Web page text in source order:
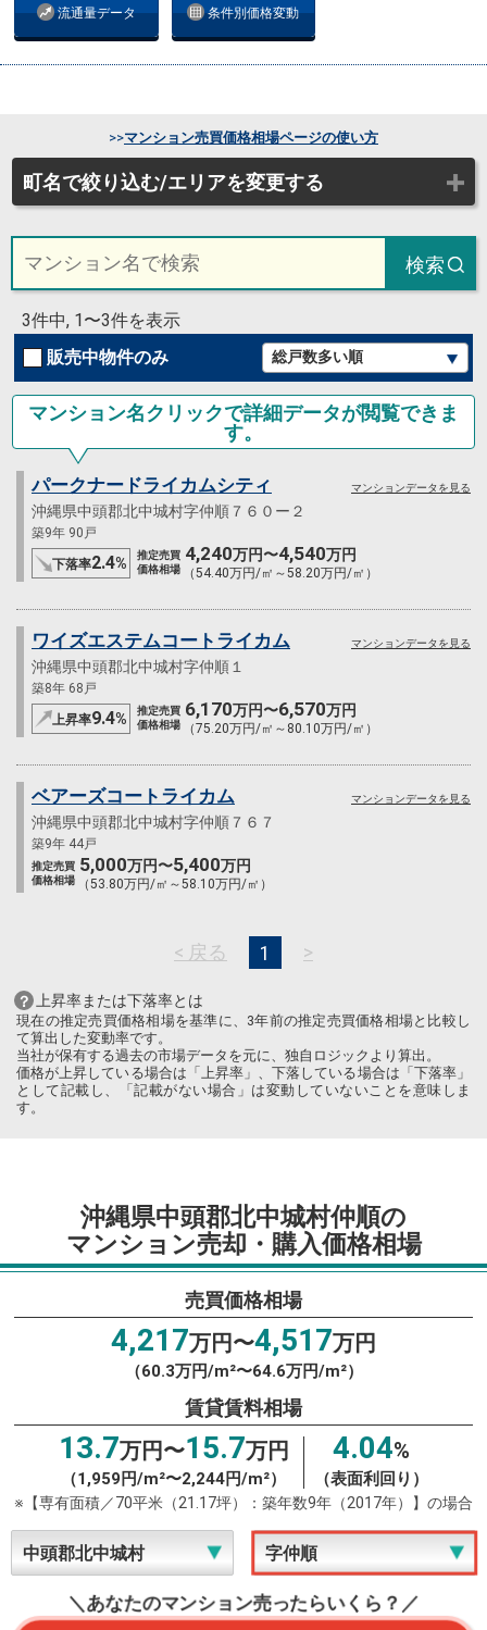
流通量データ 条件別価格変動
町名で絞り込む/エリアを変更する
>>マンション売買価格相場ページの使い方
検索
3件中, 1〜3件を表示
販売中物件のみ
マンション名クリックで詳細データが閲覧できま
す。
パークナードライカムシティ
沖縄県中頭郡北中城村字仲順７６０ー２
築9年 90戸
下落率2.4%
推定売買
価格相場
4,240万円〜4,540万円
（54.40万円/㎡～58.20万円/㎡）
マンションデータを見る
ワイズエステムコートライカム
沖縄県中頭郡北中城村字仲順１
築8年 68戸
上昇率9.4%
推定売買
価格相場
6,170万円〜6,570万円
（75.20万円/㎡～80.10万円/㎡）
マンションデータを見る
ベアーズコートライカム
沖縄県中頭郡北中城村字仲順７６７
築9年 44戸
推定売買
価格相場
5,000万円〜5,400万円
（53.80万円/㎡～58.10万円/㎡）
マンションデータを見る
< 戻る 1 >
上昇率または下落率とは
現在の推定売買価格相場を基準に、3年前の推定売買価格相場と比較し
て算出した変動率です。
当社が保有する過去の市場データを元に、独自ロジックより算出。
価格が上昇している場合は「上昇率」、下落している場合は「下落率」
として記載し、「記載がない場合」は変動していないことを意味しま
す。
沖縄県中頭郡北中城村仲順の
マンション売却・購入価格相場
売買価格相場
4,217万円〜4,517万円
（60.3万円/m²〜64.6万円/m²）
賃貸賃料相場
13.7万円〜15.7万円
（1,959円/m²〜2,244円/m²）
4.04%
（表面利回り）
※【専有面積／70平米（21.17坪）：築年数9年（2017年）】の場合
＼あなたのマンション売ったらいくら？／